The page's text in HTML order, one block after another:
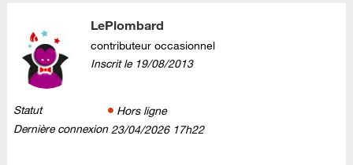
LePlombard
contributeur occasionnel
Inscrit le ‎19/08/2013
Statut
Hors ligne
Dernière connexion ‎23/04/2026 17h22